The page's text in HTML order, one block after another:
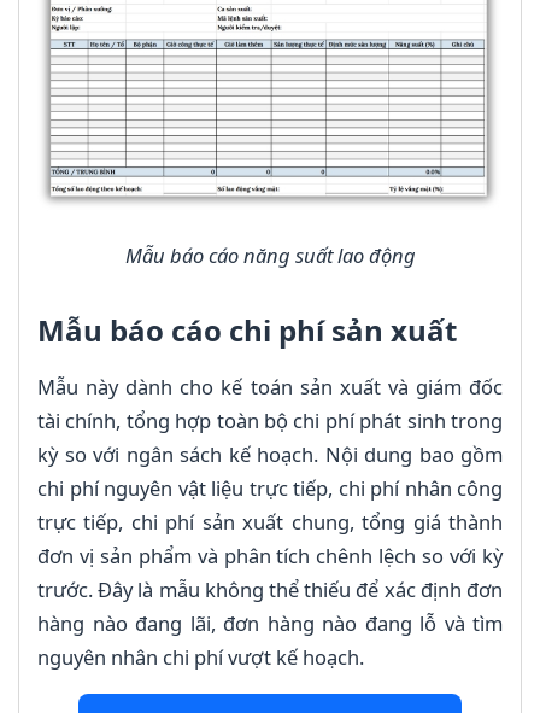
Mẫu báo cáo năng suất lao động
Mẫu báo cáo chi phí sản xuất
Mẫu này dành cho kế toán sản xuất và giám đốc
tài chính, tổng hợp toàn bộ chi phí phát sinh trong
kỳ so với ngân sách kế hoạch. Nội dung bao gồm
chi phí nguyên vật liệu trực tiếp, chi phí nhân công
trực tiếp, chi phí sản xuất chung, tổng giá thành
đơn vị sản phẩm và phân tích chênh lệch so với kỳ
trước. Đây là mẫu không thể thiếu để xác định đơn
hàng nào đang lãi, đơn hàng nào đang lỗ và tìm
nguyên nhân chi phí vượt kế hoạch.